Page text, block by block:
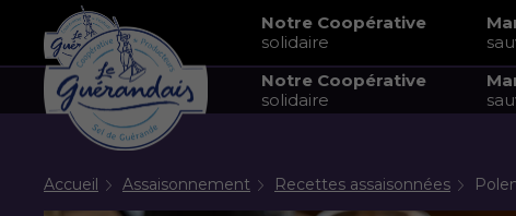
Notre Coopérative
solidaire
Notre Coopérative
solidaire
Accueil Assaisonnement Recettes assaisonnées